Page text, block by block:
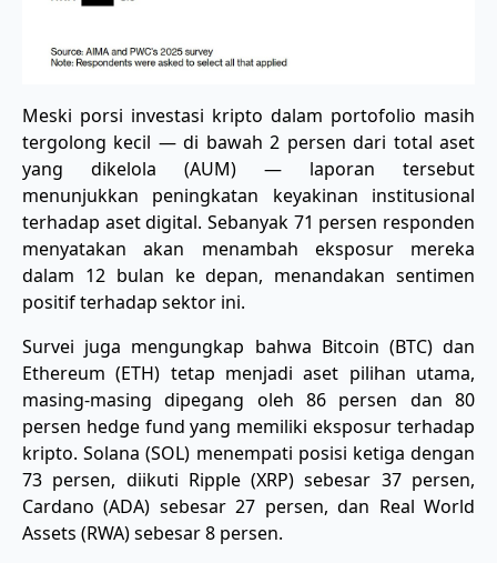
Meski porsi investasi kripto dalam portofolio masih
tergolong kecil — di bawah 2 persen dari total aset
yang dikelola (AUM) — laporan tersebut
menunjukkan peningkatan keyakinan institusional
terhadap aset digital. Sebanyak 71 persen responden
menyatakan akan menambah eksposur mereka
dalam 12 bulan ke depan, menandakan sentimen
positif terhadap sektor ini.
Survei juga mengungkap bahwa Bitcoin (BTC) dan
Ethereum (ETH) tetap menjadi aset pilihan utama,
masing-masing dipegang oleh 86 persen dan 80
persen hedge fund yang memiliki eksposur terhadap
kripto. Solana (SOL) menempati posisi ketiga dengan
73 persen, diikuti Ripple (XRP) sebesar 37 persen,
Cardano (ADA) sebesar 27 persen, dan Real World
Assets (RWA) sebesar 8 persen.